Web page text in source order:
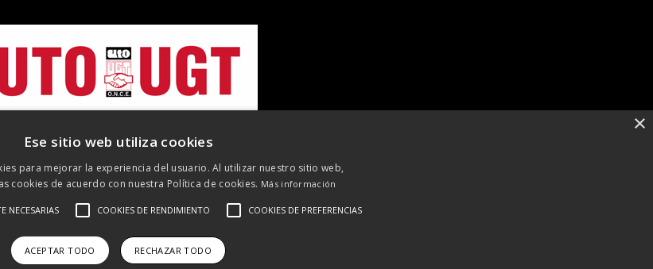
UTO-UGT. Todos los derechos reservados
de datos Política de cookies Política de RRSS
×
Ese sitio web utiliza cookies
para mejorar la experiencia del usuario. Al utilizar nuestro sitio web,
cookies de acuerdo con nuestra Política de cookies. Más información
NECESARIAS COOKIES DE RENDIMIENTO COOKIES DE PREFERENCIAS
ACEPTAR TODO RECHAZAR TODO